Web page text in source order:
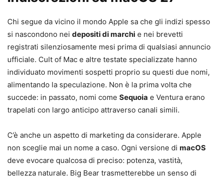
Chi segue da vicino il mondo Apple sa che gli indizi spesso
si nascondono nei depositi di marchi e nei brevetti
registrati silenziosamente mesi prima di qualsiasi annuncio
ufficiale. Cult of Mac e altre testate specializzate hanno
individuato movimenti sospetti proprio su questi due nomi,
alimentando la speculazione. Non è la prima volta che
succede: in passato, nomi come Sequoia e Ventura erano
trapelati con largo anticipo attraverso canali simili.
C’è anche un aspetto di marketing da considerare. Apple
non sceglie mai un nome a caso. Ogni versione di macOS
deve evocare qualcosa di preciso: potenza, vastità,
bellezza naturale. Big Bear trasmetterebbe un senso di